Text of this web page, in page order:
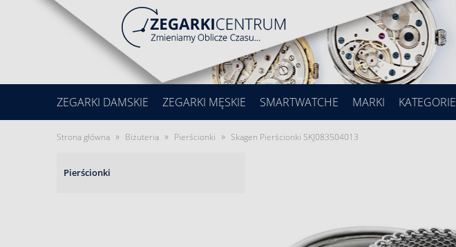
ZEGARKI DAMSKIE ZEGARKI MĘSKIE SMARTWATCHE MARKI KATEGORIE
Strona główna » Biżuteria » Pierścionki » Skagen Pierścionki SKJ083504013
Pierścionki